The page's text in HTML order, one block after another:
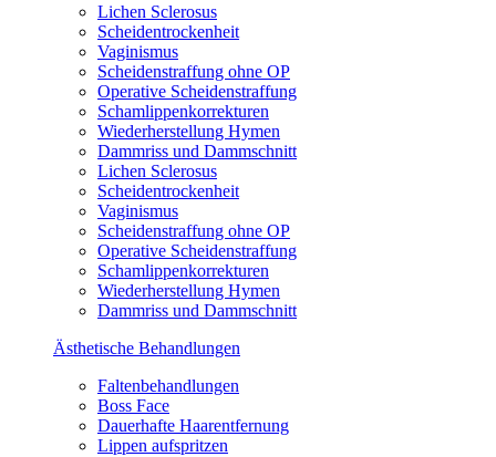
Lichen Sclerosus
Scheidentrockenheit
Vaginismus
Scheidenstraffung ohne OP
Operative Scheidenstraffung
Schamlippenkorrekturen
Wiederherstellung Hymen
Dammriss und Dammschnitt
Lichen Sclerosus
Scheidentrockenheit
Vaginismus
Scheidenstraffung ohne OP
Operative Scheidenstraffung
Schamlippenkorrekturen
Wiederherstellung Hymen
Dammriss und Dammschnitt
Ästhetische Behandlungen
Faltenbehandlungen
Boss Face
Dauerhafte Haarentfernung
Lippen aufspritzen